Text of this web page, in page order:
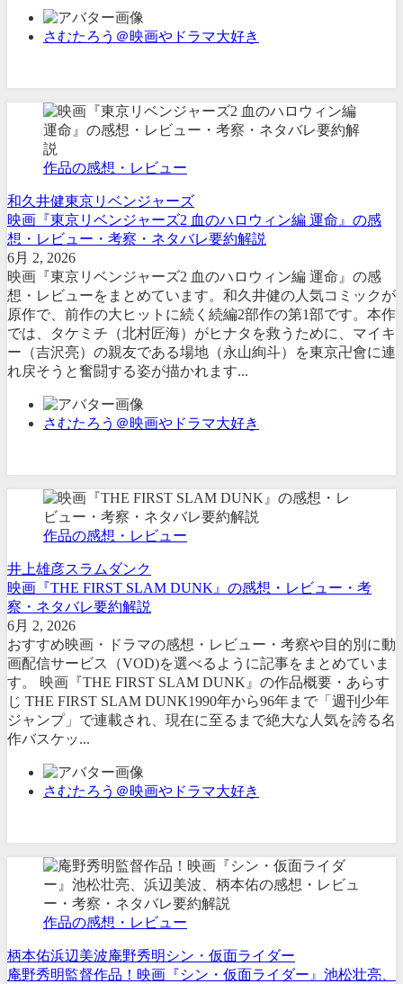
さむたろう＠映画やドラマ大好き
作品の感想・レビュー
和久井健東京リベンジャーズ
映画『東京リベンジャーズ2 血のハロウィン編 運命』の感
想・レビュー・考察・ネタバレ要約解説
6月 2, 2026
映画『東京リベンジャーズ2 血のハロウィン編 運命』の感
想・レビューをまとめています。和久井健の人気コミックが
原作で、前作の大ヒットに続く続編2部作の第1部です。本作
では、タケミチ（北村匠海）がヒナタを救うために、マイキ
ー（吉沢亮）の親友である場地（永山絢斗）を東京卍會に連
れ戻そうと奮闘する姿が描かれます...
さむたろう＠映画やドラマ大好き
作品の感想・レビュー
井上雄彦スラムダンク
映画『THE FIRST SLAM DUNK』の感想・レビュー・考
察・ネタバレ要約解説
6月 2, 2026
おすすめ映画・ドラマの感想・レビュー・考察や目的別に動
画配信サービス（VOD)を選べるように記事をまとめていま
す。 映画『THE FIRST SLAM DUNK』の作品概要・あらす
じ THE FIRST SLAM DUNK1990年から96年まで「週刊少年
ジャンプ」で連載され、現在に至るまで絶大な人気を誇る名
作バスケッ...
さむたろう＠映画やドラマ大好き
作品の感想・レビュー
柄本佑浜辺美波庵野秀明 シン・仮面ライダー
庵野秀明監督作品！映画『シン・仮面ライダー』池松壮亮、